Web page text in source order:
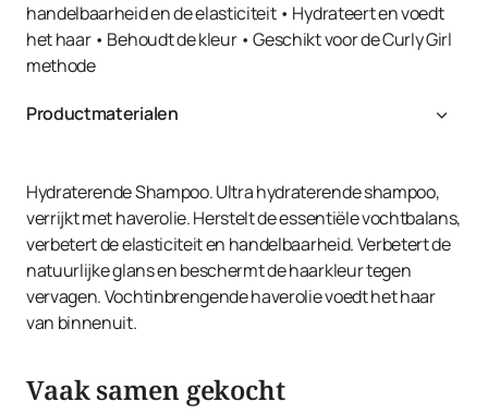
handelbaarheid en de elasticiteit • Hydrateert en voedt
het haar • Behoudt de kleur • Geschikt voor de Curly Girl
methode
Productmaterialen
Glycerin, Sodium Chloride, Cocamide MEA, PEG-150
Pentaerythrityl Tetrastearate, Betaine, Sorbitol, Avena
Sativa Kernel Oil, Panthenol, Aloe Barbadensis Leaf Juice,
Polysorbate 20, PEG-40 Hydrogenated Castor Oil,
Ethylhexyl Methoxycinnamate, Polyquaternium-7, PEG-6
Caprylic/Capric Glycerides, Parfum, Citronellol, Geraniol,
Acetyloctahydronaphthalenes, Phenoxyethanol,
Iodopropynyl Butylcarbamate, Sodium Benzoate, Citric
Hydraterende Shampoo. Ultra hydraterende shampoo,
verrijkt met haverolie. Herstelt de essentiële vochtbalans,
verbetert de elasticiteit en handelbaarheid. Verbetert de
natuurlijke glans en beschermt de haarkleur tegen
vervagen. Vochtinbrengende haverolie voedt het haar
van binnenuit.
Vaak samen gekocht